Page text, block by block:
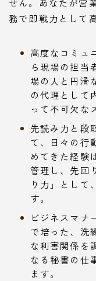
務で即戦力として
高度なコミュ
ら現場の担当
場の人と円滑
の代理として
って不可欠な
先読み力と段
て、日々の行
めてきた経験
管理し、先回
り力」として
す。
ビジネスマナ
で培った、洗
な利害関係を
なる秘書の仕
ます。